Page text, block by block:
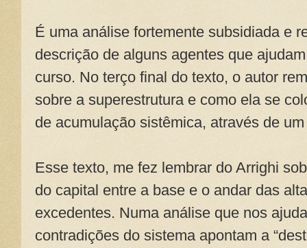
É uma análise fortemente subsidiada e
descrição de alguns agentes que
curso. No terço final do texto, o autor
sobre a superestrutura e como ela se
de acumulação sistêmica, através de
Esse texto, me fez lembrar do Arrighi
do capital entre a base e o andar das
excedentes. Numa análise que nos
contradições do sistema apontam a